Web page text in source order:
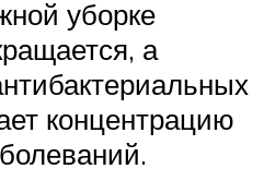
уборке
а
концентрацию